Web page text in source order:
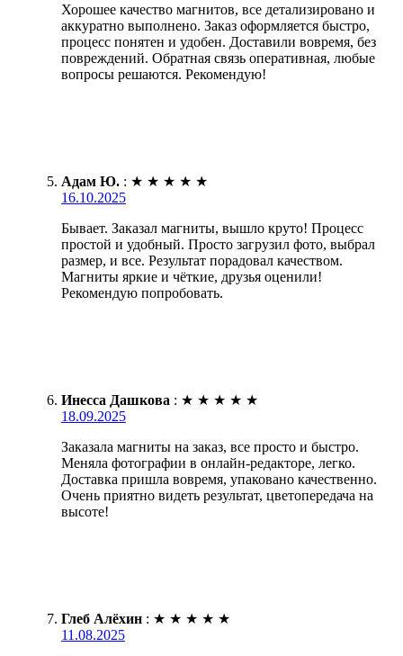
Хорошее качество магнитов, все детализировано и
аккуратно выполнено. Заказ оформляется быстро,
процесс понятен и удобен. Доставили вовремя, без
повреждений. Обратная связь оперативная, любые
вопросы решаются. Рекомендую!
Адам Ю. : ★ ★ ★ ★ ★
16.10.2025
Бывает. Заказал магниты, вышло круто! Процесс
простой и удобный. Просто загрузил фото, выбрал
размер, и все. Результат порадовал качеством.
Магниты яркие и чёткие, друзья оценили!
Рекомендую попробовать.
Инесса Дашкова : ★ ★ ★ ★ ★
18.09.2025
Заказала магниты на заказ, все просто и быстро.
Меняла фотографии в онлайн-редакторе, легко.
Доставка пришла вовремя, упаковано качественно.
Очень приятно видеть результат, цветопередача на
высоте!
Глеб Алёхин : ★ ★ ★ ★ ★
11.08.2025